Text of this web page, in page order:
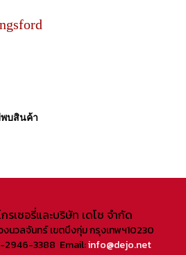
บสินค้า
รเซอรี่และบริษัท เดโช จํากัด
นวลจันทร์ เขตบึงกุ่ม กรุงเทพฯ10230
2946-3388 Email:info@dejo.net